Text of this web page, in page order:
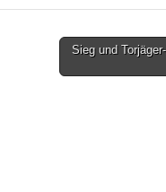
Sieg und